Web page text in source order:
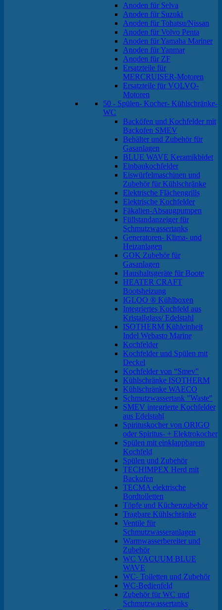
Anoden für Selva
Anoden für Suzuki
Anoden für Tohatsu/Nissan
Anoden für Volvo Penta
Anoden für Yamaha Mariner
Anoden für Yanmar
Anoden für ZF
Ersatzteile für
MERCRUISER-Motoren
Ersatzteile für VOLVO-
Motoren
50 - Spülen- Kocher- Kühlschränke-
WC
Backöfen und Kochfelder mit
Backofen SMEV
Behälter und Zubehör für
Gasanlagen
BLUE WAVE Keramikbidet
Einbaukochfelder
Eiswürfelmaschinen und
Zubehör für Kühlschränke
Elektrische Flächengrills
Elektrische Kochfelder
Fäkalien-Absaugpumpen
Füllstandanzeiger für
Schmutzwassertanks
Generatoren- Klima- und
Heizanlagen
GOK Zubehör für
Gasanlagen
Haushaltsgeräte für Boote
HEATER CRAFT
Bootsheizung
IGLOO ® Kühlboxen
Integriertes Kochfeld aus
Kristallglass/ Edelstahl
ISOTHERM Kühleinheit
Indel Webasto Marine
Kochfelder
Kochfelder und Spülen mit
Deckel
Kochfelder von “Smev”
Kühlschränke ISOTHERM
Kühlschränke WAECO
Schmutzwassertank "Waste"
SMEV integrierte Kochfelder
aus Edelstahl
Spirituskocher von ORIGO
oder Spiritus- + Elektrokocher
Spülen mit einklappbarem
Kochfeld
Spülen und Zubehör
TECHIMPEX Herd mit
Backofen
TECMA elektrische
Bordtoiletten
Töpfe und Küchenzubehör
Tragbare Kühlschränke
Ventile für
Schmutzwasseranlagen
Warmwasserbereiter und
Zubehör
WC VACUUM BLUE
WAVE
WC- Toiletten und Zubehör
WC-Bedienfeld
Zubehör für WC und
Schmutzwassertanks